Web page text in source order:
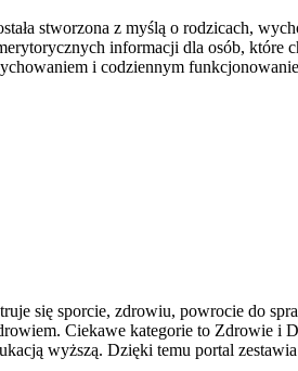
stworzona z myślą o rodzicach,
informacji dla osób,
i codziennym
się sporcie, zdrowiu, powrocie do
Ciekawe kategorie to Zdrowie i
wyższą. Dzięki temu portal